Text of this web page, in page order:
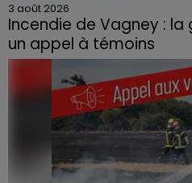
3 août 2026
Incendie de Vagney :
un appel à témoins
Le feu, parti d'une haie
quartier résidentiel, avait
contraint à l'évacuation